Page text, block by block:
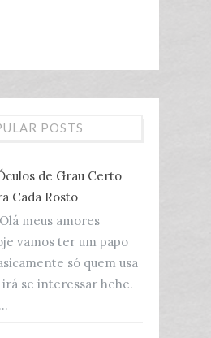
POSTS
de Grau Certo
Cada Rosto
meus amores
vamos ter um papo
só quem usa
irá se interessar hehe.